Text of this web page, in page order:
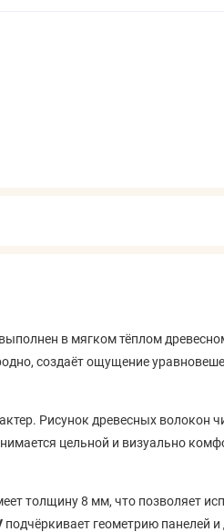
выполнен в мягком тёплом
создаёт ощущение
Рисунок древесных волокон
цельной и визуально
толщину 8 мм, что позволяет
подчёркивает геометрию панелей